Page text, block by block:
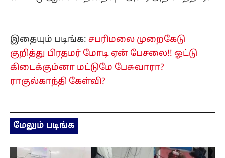
இதையும் படிங்க: சபரிமலை முறைகேடு
குறித்து பிரதமர் மோடி ஏன் பேசலை!! ஓட்டு
கிடைக்கும்னா மட்டுமே பேசுவாரா?
ராகுல்காந்தி கேள்வி?
மேலும் படிங்க